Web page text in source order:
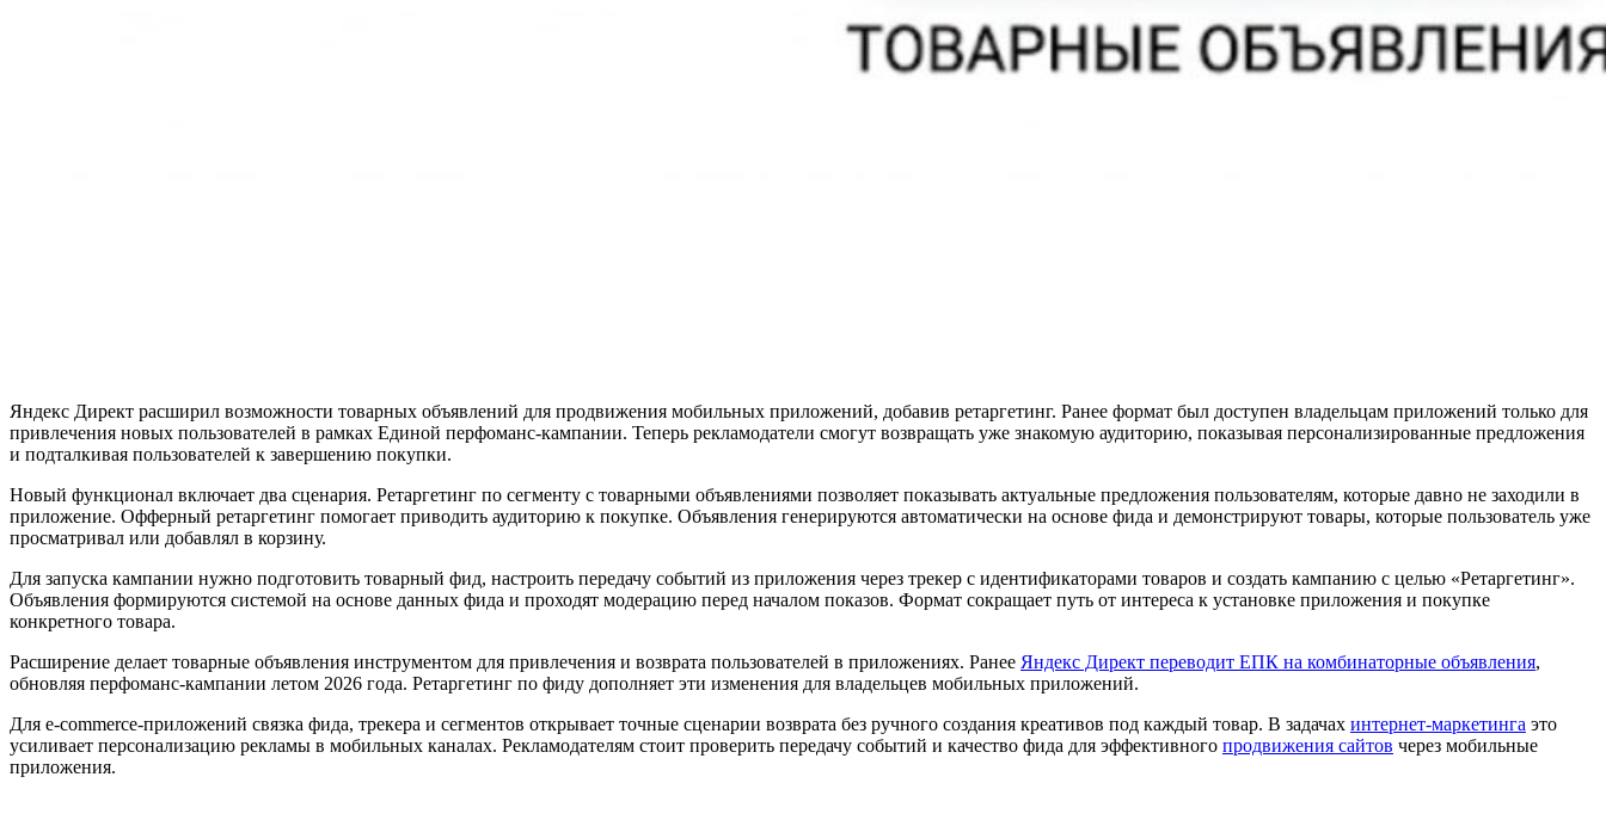
Яндекс Директ расширил возможности товарных объявлений для продвижения мобильных приложений, добавив ретаргетинг. Ранее формат был доступен владельцам приложений только для
привлечения новых пользователей в рамках Единой перфоманс-кампании. Теперь рекламодатели смогут возвращать уже знакомую аудиторию, показывая персонализированные предложения
и подталкивая пользователей к завершению покупки.
Новый функционал включает два сценария. Ретаргетинг по сегменту с товарными объявлениями позволяет показывать актуальные предложения пользователям, которые давно не заходили в
приложение. Офферный ретаргетинг помогает приводить аудиторию к покупке. Объявления генерируются автоматически на основе фида и демонстрируют товары, которые пользователь уже
просматривал или добавлял в корзину.
Для запуска кампании нужно подготовить товарный фид, настроить передачу событий из приложения через трекер с идентификаторами товаров и создать кампанию с целью «Ретаргетинг».
Объявления формируются системой на основе данных фида и проходят модерацию перед началом показов. Формат сокращает путь от интереса к установке приложения и покупке
конкретного товара.
Расширение делает товарные объявления инструментом для привлечения и возврата пользователей в приложениях. Ранее Яндекс Директ переводит ЕПК на комбинаторные объявления,
обновляя перфоманс-кампании летом 2026 года. Ретаргетинг по фиду дополняет эти изменения для владельцев мобильных приложений.
Для e-commerce-приложений связка фида, трекера и сегментов открывает точные сценарии возврата без ручного создания креативов под каждый товар. В задачах интернет-маркетинга это
усиливает персонализацию рекламы в мобильных каналах. Рекламодателям стоит проверить передачу событий и качество фида для эффективного продвижения сайтов через мобильные
приложения.